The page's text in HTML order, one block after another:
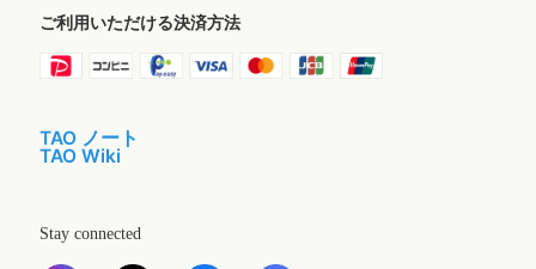
ご利用いただける決済方法
TAO ノート
TAO Wiki
Stay connected